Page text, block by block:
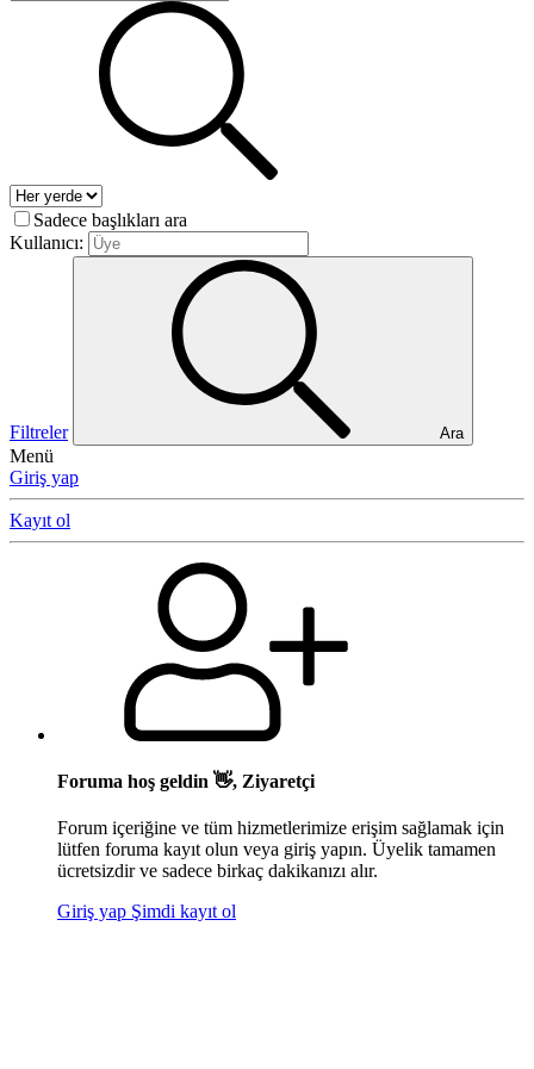
Sadece başlıkları ara
Kullanıcı:
Filtreler Ara
Menü
Giriş yap
Kayıt ol
Foruma hoş geldin 👋, Ziyaretçi
Forum içeriğine ve tüm hizmetlerimize erişim sağlamak için
lütfen foruma kayıt olun veya giriş yapın. Üyelik tamamen
ücretsizdir ve sadece birkaç dakikanızı alır.
Giriş yap Şimdi kayıt ol